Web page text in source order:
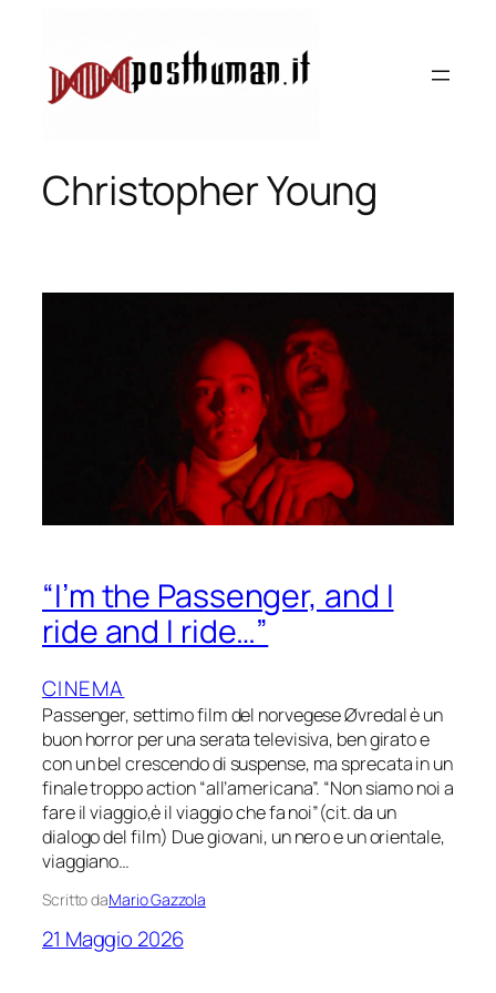
contenuto
Christopher Young
“I’m the Passenger, and I
ride and I ride…”
CINEMA
Passenger, settimo film del norvegese Øvredal è un
buon horror per una serata televisiva, ben girato e
con un bel crescendo di suspense, ma sprecata in un
finale troppo action “all’americana”. “Non siamo noi a
fare il viaggio,è il viaggio che fa noi”(cit. da un
dialogo del film) Due giovani, un nero e un orientale,
viaggiano…
Scritto daMario Gazzola
21 Maggio 2026